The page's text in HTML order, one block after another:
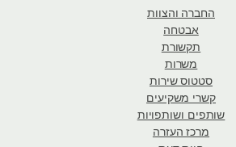
החברה והצוות
אבטחה
תקשורת
משרות
סטטוס שירות
קשרי משקיעים
שותפים ושותפויות
מרכז העזרה